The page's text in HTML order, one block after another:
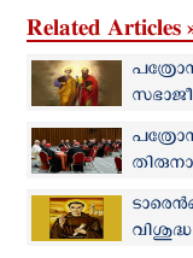
Related Articles